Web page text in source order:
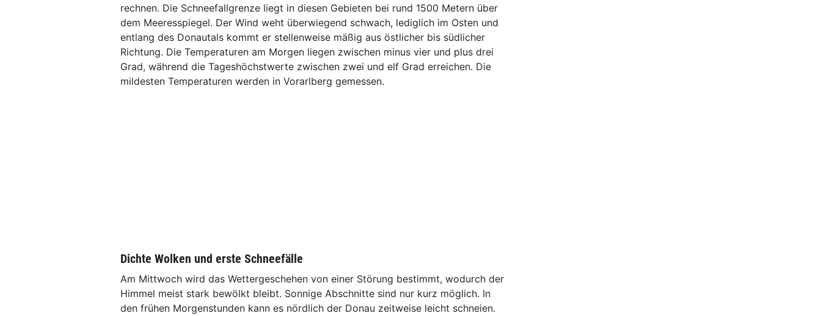
rechnen. Die Schneefallgrenze liegt in diesen Gebieten bei rund 1500 Metern über
dem Meeresspiegel. Der Wind weht überwiegend schwach, lediglich im Osten und
entlang des Donautals kommt er stellenweise mäßig aus östlicher bis südlicher
Richtung. Die Temperaturen am Morgen liegen zwischen minus vier und plus drei
Grad, während die Tageshöchstwerte zwischen zwei und elf Grad erreichen. Die
mildesten Temperaturen werden in Vorarlberg gemessen.
Dichte Wolken und erste Schneefälle
Am Mittwoch wird das Wettergeschehen von einer Störung bestimmt, wodurch der
Himmel meist stark bewölkt bleibt. Sonnige Abschnitte sind nur kurz möglich. In
den frühen Morgenstunden kann es nördlich der Donau zeitweise leicht schneien.